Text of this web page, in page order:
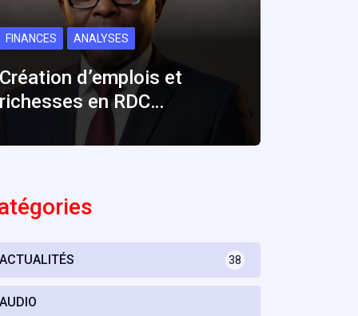
FINANCES ANALYSES
d’emplois et
en RDC…
38